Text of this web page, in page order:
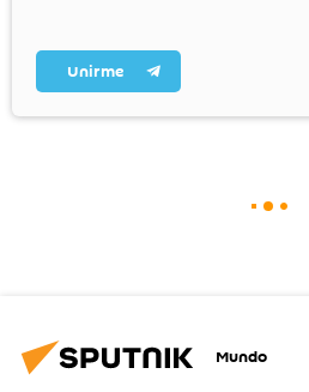
Unirme
Mundo